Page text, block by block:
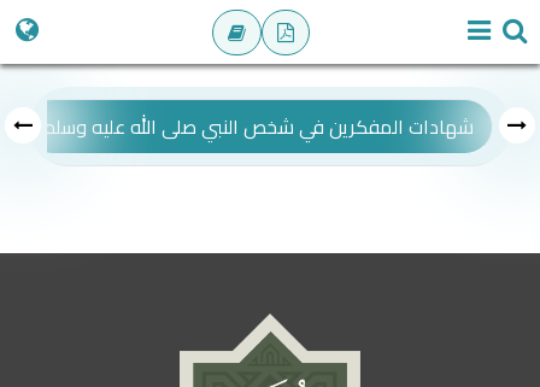
شهادات المفكرين في شخص النبي صلى الله عليه وسلم